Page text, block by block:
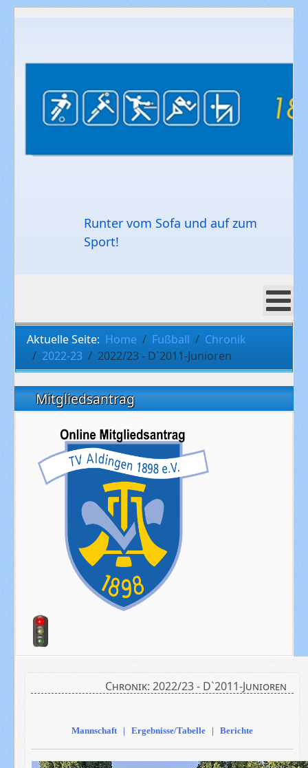
Runter vom Sofa und auf zum
Sport!
Aktuelle Seite: Home Fußball
Chronik
2022-23
2022/23 - D`2011-Junioren
Mitgliedsantrag
Chronik: 2022/23 - D`2011-Junioren
Mannschaft | Ergebnisse/Tabelle | Berichte